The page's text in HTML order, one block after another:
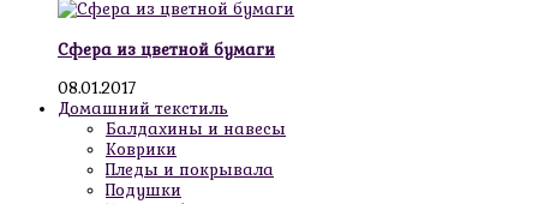
Сфера из цветной бумаги
08.01.2017
Домашний текстиль
Балдахины и навесы
Коврики
Пледы и покрывала
Подушки